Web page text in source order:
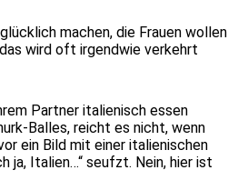
machen, die Frauen wollen
wird oft irgendwie verkehrt
Partner italienisch essen
Balles, reicht es nicht, wenn
ein Bild mit einer italienischen
ja, Italien…“ seufzt. Nein, hier ist